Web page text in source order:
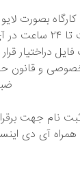
بصورت
جلسه
دراختیار
و قانون
نام جهت
همراه آی دی